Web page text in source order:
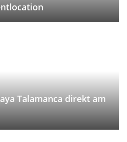
Talamanca direkt am